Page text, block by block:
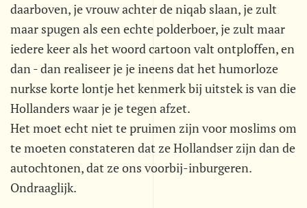
daarboven, je vrouw achter de niqab slaan, je zult
maar spugen als een echte polderboer, je zult maar
iedere keer als het woord cartoon valt ontploffen, en
dan - dan realiseer je je ineens dat het humorloze
nurkse korte lontje het kenmerk bij uitstek is van die
Hollanders waar je je tegen afzet.
Het moet echt niet te pruimen zijn voor moslims om
te moeten constateren dat ze Hollandser zijn dan de
autochtonen, dat ze ons voorbij-inburgeren.
Ondraaglijk.